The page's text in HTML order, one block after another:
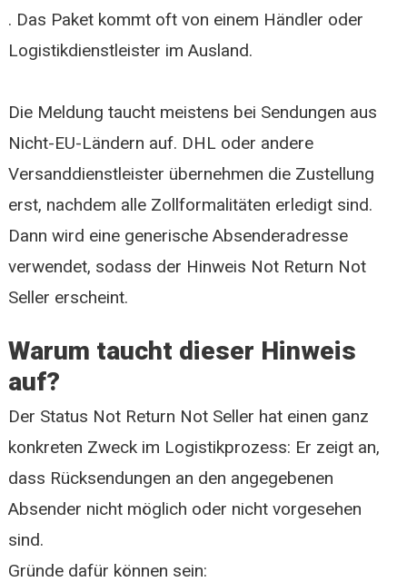
. Das Paket kommt oft von einem Händler oder
Logistikdienstleister im Ausland.
Die Meldung taucht meistens bei Sendungen aus
Nicht-EU-Ländern auf. DHL oder andere
Versanddienstleister übernehmen die Zustellung
erst, nachdem alle Zollformalitäten erledigt sind.
Dann wird eine generische Absenderadresse
verwendet, sodass der Hinweis Not Return Not
Seller erscheint.
Warum taucht dieser Hinweis
auf?
Der Status Not Return Not Seller hat einen ganz
konkreten Zweck im Logistikprozess: Er zeigt an,
dass Rücksendungen an den angegebenen
Absender nicht möglich oder nicht vorgesehen
sind.
Gründe dafür können sein: